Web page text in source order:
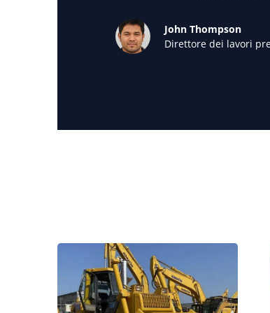
John Thompson
Direttore dei lavori